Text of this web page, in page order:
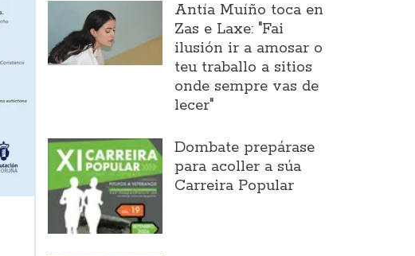
Antía Muíño toca en
Zas e Laxe: "Fai
ilusión ir a amosar o
teu traballo a sitios
onde sempre vas de
lecer"
Dombate prepárase
para acoller a súa
Carreira Popular